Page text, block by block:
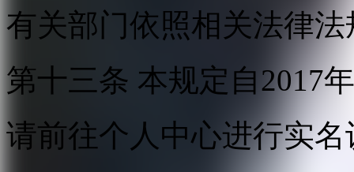
有关部门依照相关法律
第十三条 本规定自2017
请前往个人中心进行实名